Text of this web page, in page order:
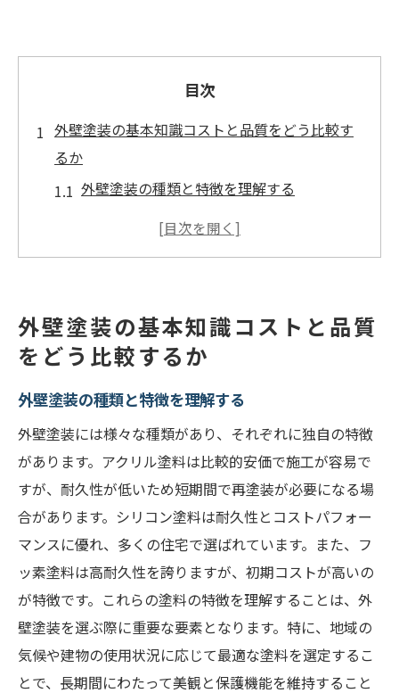
目次
外壁塗装の基本知識コストと品質をどう比較す
るか
外壁塗装の種類と特徴を理解する
塗料の選び方とその影響
コストに影響する要因とは
品質の見極め方とその基準
ポイント
信頼できる業者の選び方
過去の施工事例を確認する方法
口コミやレビューの活用法
見積もり時の注意点と質問例
契約前に確認すべき事項
地元業者と大手業者の比較
コストパフォーマンスを高める外壁塗装の選び
方
最適な塗料選びでコスト削減
外壁塗装の基本知識コストと品質
をどう比較するか
外壁塗装の種類と特徴を理解する
外壁塗装には様々な種類があり、それぞれに独自の特徴
があります。アクリル塗料は比較的安価で施工が容易で
すが、耐久性が低いため短期間で再塗装が必要になる場
合があります。シリコン塗料は耐久性とコストパフォー
マンスに優れ、多くの住宅で選ばれています。また、フ
ッ素塗料は高耐久性を誇りますが、初期コストが高いの
が特徴です。これらの塗料の特徴を理解することは、外
壁塗装を選ぶ際に重要な要素となります。特に、地域の
気候や建物の使用状況に応じて最適な塗料を選定するこ
とで、長期間にわたって美観と保護機能を維持すること